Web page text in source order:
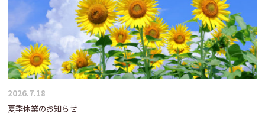
2026.7.18
夏季休業のお知らせ